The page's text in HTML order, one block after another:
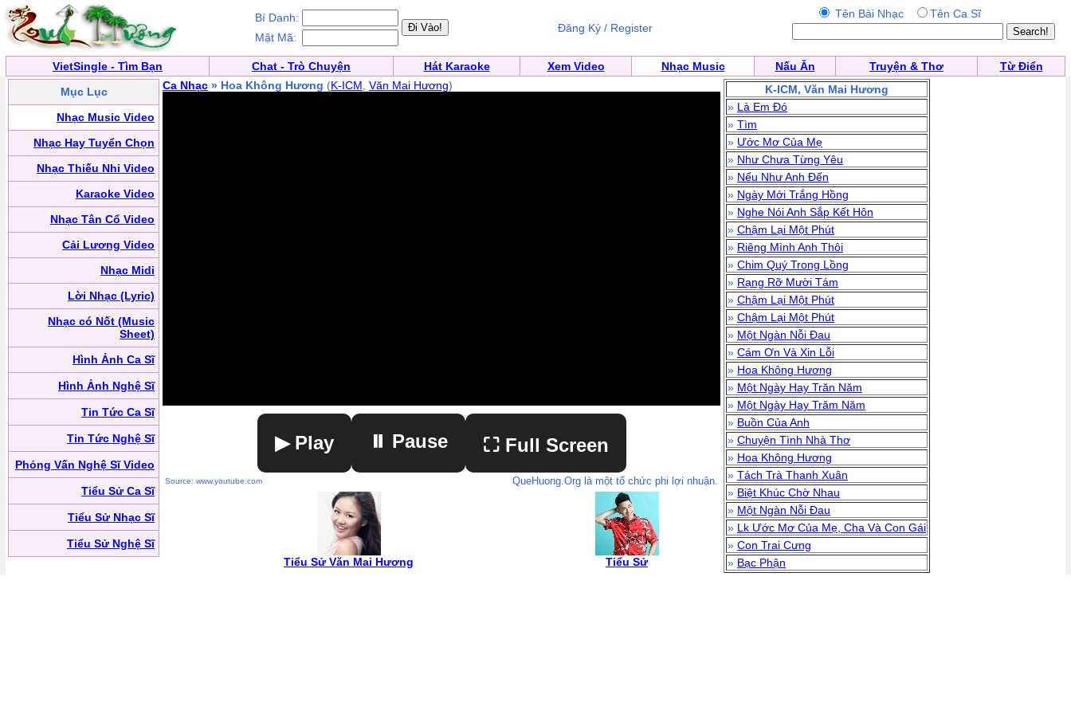
Bí Danh:
Mật Mã:
Đăng Ký / Register
Tên Bài Nhạc Tên Ca Sĩ
VietSingle - Tìm Bạn Chat - Trò Chuyện Hát Karaoke Xem Video Nhạc Music Nấu Ăn Truyện & Thơ
Từ Điển
Mục Lục
Nhạc Music Video
Nhạc Hay Tuyển Chọn
Nhạc Thiếu Nhi Video
Karaoke Video
Nhạc Tân Cổ Video
Cải Lương Video
Nhạc Midi
Lời Nhạc (Lyric)
Nhạc có Nốt (Music
Sheet)
Hình Ảnh Ca Sĩ
Hình Ảnh Nghệ Sĩ
Tin Tức Ca Sĩ
Tin Tức Nghệ Sĩ
Phỏng Vấn Nghệ Sĩ Video
Tiểu Sử Ca Sĩ
Tiểu Sử Nhạc Sĩ
Tiểu Sử Nghệ Sĩ
Ca Nhạc » Hoa Không Hương (K-ICM Văn Mai Hương)
▶ Play
▶ Play ⏸ Pause ⛶ Full Screen
Source: www.youtube.com QueHuong.Org là một tổ chức phi lợi nhuận.
Tiểu Sử Văn Mai Hương Tiểu Sử
K-ICM, Văn Mai Hương
» Là Em Đó
» Tìm
» Ước Mơ Của Mẹ
» Như Chưa Từng Yêu
» Nếu Như Anh Đến
» Ngày Mới Trắng Hồng
» Nghe Nói Anh Sắp Kết Hôn
» Chậm Lại Một Phút
» Riêng Mình Anh Thôi
» Chim Quý Trong Lồng
» Rạng Rỡ Mười Tám
» Chậm Lại Một Phút
» Chậm Lại Một Phút
» Một Ngàn Nỗi Đau
» Cám Ơn Và Xin Lỗi
» Hoa Không Hương
» Một Ngày Hay Trăn Năm
» Một Ngày Hay Trăm Năm
» Buồn Của Anh
» Chuyện Tình Nhà Thơ
» Hoa Không Hương
» Tách Trà Thanh Xuân
» Biệt Khúc Chờ Nhau
» Một Ngàn Nỗi Đau
» Lk Ước Mơ Của Mẹ, Cha Và Con Gái
» Con Trai Cưng
» Bạc Phận